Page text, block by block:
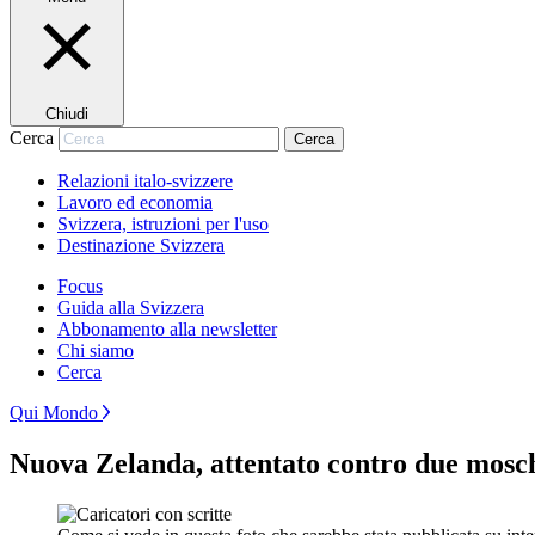
Chiudi
Cerca Cerca
Relazioni italo-svizzere
Lavoro ed economia
Svizzera, istruzioni per l'uso
Destinazione Svizzera
Focus
Guida alla Svizzera
Abbonamento alla newsletter
Chi siamo
Cerca
Qui Mondo
Nuova Zelanda, attentato contro due